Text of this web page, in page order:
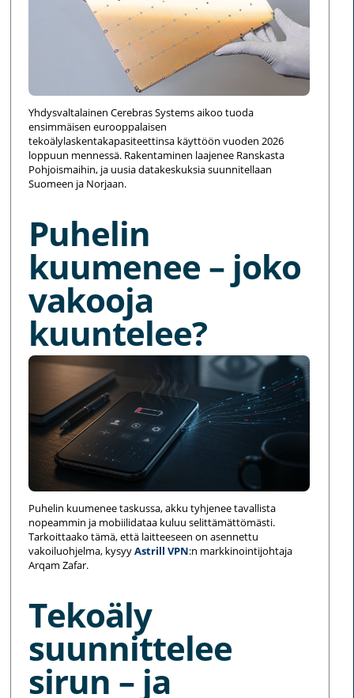
Yhdysvaltalainen Cerebras Systems aikoo tuoda
ensimmäisen eurooppalaisen
tekoälylaskentakapasiteettinsa käyttöön vuoden 2026
loppuun mennessä. Rakentaminen laajenee Ranskasta
Pohjoismaihin, ja uusia datakeskuksia suunnitellaan
Suomeen ja Norjaan.
Puhelin
kuumenee – joko
vakooja
kuuntelee?
Puhelin kuumenee taskussa, akku tyhjenee tavallista
nopeammin ja mobiilidataa kuluu selittämättömästi.
Tarkoittaako tämä, että laitteeseen on asennettu
vakoiluohjelma, kysyyAstrill VPN:n markkinointijohtaja
Arqam Zafar.
Tekoäly
suunnittelee
sirun – ja